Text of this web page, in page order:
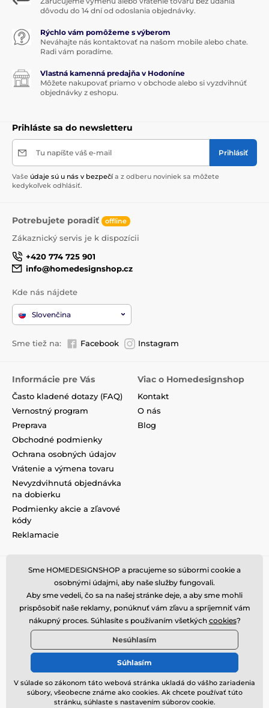
dôvodu do 14 dní od odoslania objednávky.
Rýchlo vám pomôžeme s výberom
Neváhajte nás kontaktovať na našom mobile alebo chate.
Radi vám poradíme.
Vlastná kamenná predajňa v Hodoníne
Môžete nakupovať priamo v obchode alebo si vyzdvihnúť
objednávky z eshopu.
Prihláste sa do newsletteru
Tu napíšte váš e-mail Prihlásiť
Vaše údaje sú u nás v bezpečí a z odberu noviniek sa môžete
kedykoľvek odhlásiť.
Potrebujete poradiť offline
Zákaznický servis je k dispozícii
+420 774 725 901
info@homedesignshop.cz
Kde nás nájdete
Slovenčina
Sme tiež na: Facebook Instagram
Informácie pre Vás
Často kladené dotazy (FAQ)
Vernostný program
Preprava
Obchodné podmienky
Ochrana osobných údajov
Vrátenie a výmena tovaru
Nevyzdvihnutá objednávka
na dobierku
Podmienky akcie a zľavové
kódy
Reklamacie
Viac o Homedesignshop
Kontakt
O nás
Blog
© 2026 www.homedesignshop.sk ⦁ E-shop vytvorilaSIMPLIA.cz
Sme HOMEDESIGNSHOP a pracujeme so súbormi cookie a
osobnými údajmi, aby naše služby fungovali.
Aby sme vedeli, čo sa na našej stránke deje, a aby sme mohli
prispôsobiť naše reklamy, ponúknuť vám zľavu a spríjemniť vám
nákupný proces. Súhlasíte s používaním všetkých cookies?
Nesúhlasím
Súhlasím
V súlade so zákonom táto webová stránka ukladá do vášho zariadenia
súbory, všeobecne známe ako cookies. Ak chcete používať túto
stránku, súhlaste s nastavením súborov cookie.